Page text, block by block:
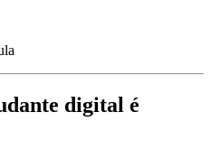
digital é